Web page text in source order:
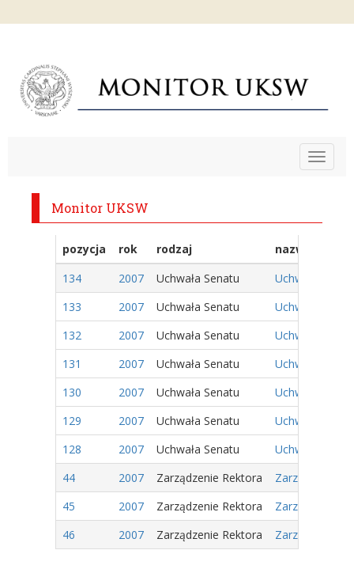
Toggle
Monitor UKSW
pozycja rok rodzaj
nazwa
134
2007 Uchwała Senatu
Uchwała nr
133
2007 Uchwała Senatu
Uchwała nr
132
2007 Uchwała Senatu
Uchwała nr
131
2007 Uchwała Senatu
Uchwała nr
130
2007 Uchwała Senatu
Uchwała nr
129
2007 Uchwała Senatu
Uchwała nr
128
2007 Uchwała Senatu
Uchwała nr
44
2007 Zarządzenie Rektora
Zarządzenie
45
2007 Zarządzenie Rektora
Zarządzenie
46
2007 Zarządzenie Rektora Zarządzenie